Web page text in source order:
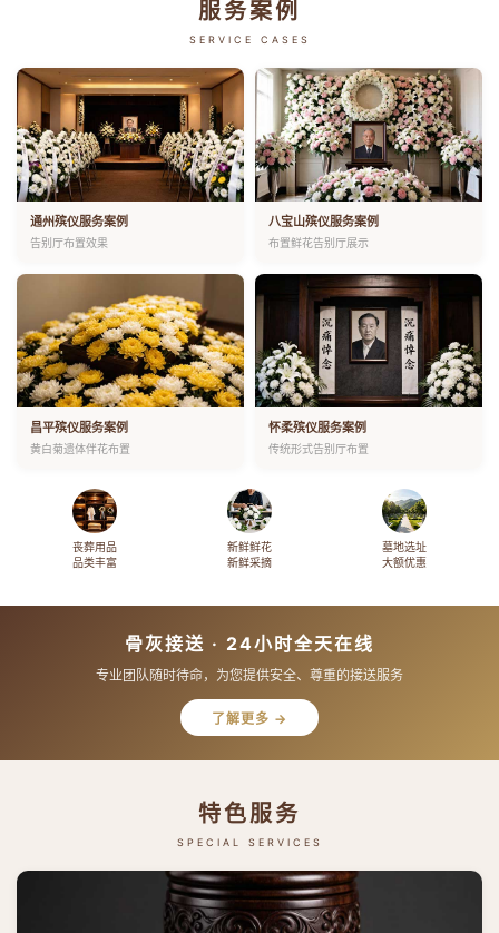
服务案例
SERVICE CASES
通州殡仪服务案例
告别厅布置效果
八宝山殡仪服务案例
布置鲜花告别厅展示
昌平殡仪服务案例
黄白菊遗体伴花布置
怀柔殡仪服务案例
传统形式告别厅布置
丧葬用品
品类丰富
新鲜鲜花
新鲜采摘
墓地选址
大额优惠
骨灰接送 · 24小时全天在线
专业团队随时待命，为您提供安全、尊重的接送服务
了解更多 →
特色服务
SPECIAL SERVICES